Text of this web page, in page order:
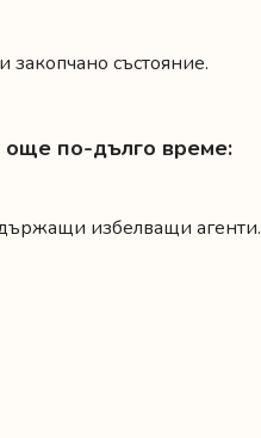
закопчано състояние.
още по-дълго време:
избелващи агенти.